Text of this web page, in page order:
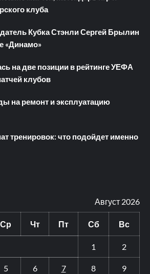
клуба
Кубка Стэнли Сергей Брылин
«Динамо»
на две позиции в рейтинге УЕФА
клубов
на ремонт и эксплуатацию
тренировок: что подойдет именно
Август 2026
Ср Чт Пт Сб Вс
1 2
5 6 7 8 9